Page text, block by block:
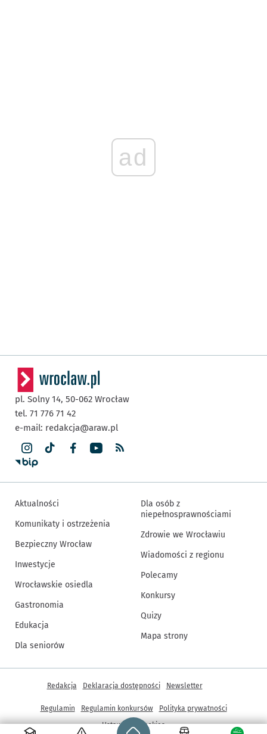
ad
Strona główna - wroclaw.pl
pl. Solny 14, 50-062 Wrocław
tel. 71 776 71 42
e-mail: redakcja@araw.pl
Aktualności
Komunikaty i ostrzeżenia
Bezpieczny Wrocław
Inwestycje
Wrocławskie osiedla
Gastronomia
Edukacja
Dla seniorów
Dla osób z
niepełnosprawnościami
Zdrowie we Wrocławiu
Wiadomości z regionu
Polecamy
Konkursy
Quizy
Mapa strony
Inne informacje
Redakcja Deklaracja dostępności Newsletter
Regulamin Regulamin konkursów
Polityka prywatności
Ustawienia cookies